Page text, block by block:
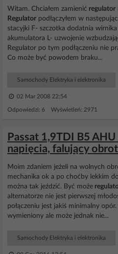
Witam. Chciałem zamienić regulator
Regulator podłączyłem w
stacyjki F- szczotka dodatnia
akumulatora L- uzwojenie
Regulator po tym podłączeniu nie
Co może być powodem braku...
Samochody Elektryka i elektronika
02 Mar 2008 22:54
Odpowiedzi: 6 Wyświetleń: 2971
Passat 1,9TDI B5
napięcia, falujący
Moim zdaniem jeżeli na wolnych
mechanika ok a po choćby lekkim
można tak jeździć. Być może
alternatorze nie jest pierwszej
połączeniu jest jakiś minimalny opór.
wymieniony ale może jednak nie...
Samochody Elektryka i elektronika